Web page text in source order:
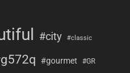
#city #classic
#gourmet #GR